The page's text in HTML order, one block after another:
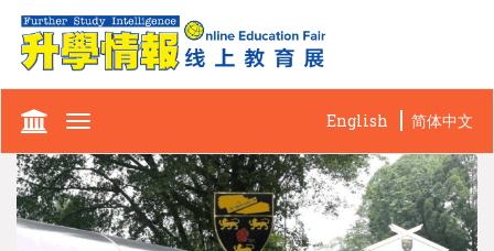
Toggle
English 简体中文